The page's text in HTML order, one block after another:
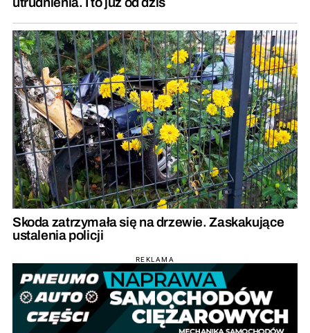
Skoda zatrzymała się na drzewie. Zaskakujące
ustalenia policji
REKLAMA